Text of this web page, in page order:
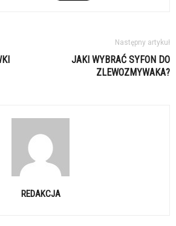
Następny artykuł
JAKI WYBRAĆ SYFON DO
ZLEWOZMYWAKA?
REDAKCJA